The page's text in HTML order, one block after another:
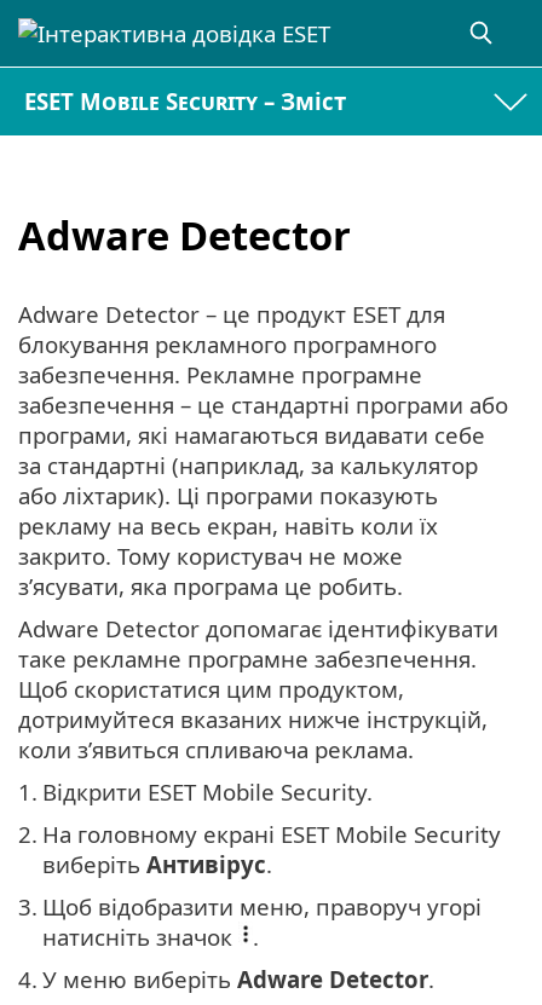
ESET Mobile Security – Зміст
Adware Detector
Adware Detector – це продукт ESET для
блокування рекламного програмного
забезпечення. Рекламне програмне
забезпечення – це стандартні програми або
програми, які намагаються видавати себе
за стандартні (наприклад, за калькулятор
або ліхтарик). Ці програми показують
рекламу на весь екран, навіть коли їх
закрито. Тому користувач не може
з’ясувати, яка програма це робить.
Adware Detector допомагає ідентифікувати
таке рекламне програмне забезпечення.
Щоб скористатися цим продуктом,
дотримуйтеся вказаних нижче інструкцій,
коли з’явиться спливаюча реклама.
1. Відкрити ESET Mobile Security.
2. На головному екрані ESET Mobile Security
виберіть Антивірус.
3. Щоб відобразити меню, праворуч угорі
натисніть значок
.
4. У меню виберіть Adware Detector.